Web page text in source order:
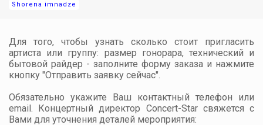
Shorena imnadze
Для того, чтобы узнать сколько стоит пригласить
артиста или группу: размер гонорара, технический и
бытовой райдер - заполните форму заказа и нажмите
кнопку "Отправить заявку сейчас".
Обязательно укажите Ваш контактный телефон или
email. Концертный директор Concert-Star свяжется с
Вами для уточнения деталей мероприятия: